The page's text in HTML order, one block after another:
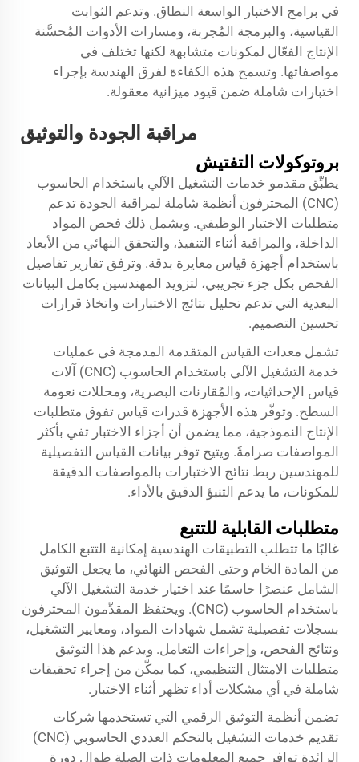
في برامج الاختبار الواسعة النطاق. وتدعم الثوابت
القياسية، والبرمجة المُجربة، ومسارات الأدوات المُحسَّنة
الإنتاج الفعّال لمكونات متشابهة لكنها تختلف في
مواصفاتها. وتسمح هذه الكفاءة لفرق الهندسة بإجراء
اختبارات شاملة ضمن قيود ميزانية معقولة.
مراقبة الجودة والتوثيق
بروتوكولات التفتيش
يطبِّق مقدمو خدمات التشغيل الآلي باستخدام الحاسوب
(CNC) المحترفون أنظمة شاملة لمراقبة الجودة تدعم
متطلبات الاختبار الوظيفي. ويشمل ذلك فحص المواد
الداخلة، والمراقبة أثناء التنفيذ، والتحقق النهائي من الأبعاد
باستخدام أجهزة قياس معايرة بدقة. وترفق تقارير تفاصيل
الفحص بكل جزء تجريبي، لتزويد المهندسين بكامل البيانات
البعدية التي تدعم تحليل نتائج الاختبارات واتخاذ قرارات
تحسين التصميم.
تشمل معدات القياس المتقدمة المدمجة في عمليات
خدمة التشغيل الآلي باستخدام الحاسوب (CNC) آلات
قياس الإحداثيات، والمُقارنات البصرية، ومحللات نعومة
السطح. وتوفّر هذه الأجهزة قدرات قياس تفوق متطلبات
الإنتاج النموذجية، مما يضمن أن أجزاء الاختبار تفي بأكثر
المواصفات صرامةً. ويتيح توفر بيانات القياس التفصيلية
للمهندسين ربط نتائج الاختبارات بالمواصفات الدقيقة
للمكونات، ما يدعم التنبؤ الدقيق بالأداء.
متطلبات القابلية للتتبع
غالبًا ما تتطلب التطبيقات الهندسية إمكانية التتبع الكامل
من المادة الخام وحتى الفحص النهائي، ما يجعل التوثيق
الشامل عنصرًا حاسمًا عند اختيار خدمة التشغيل الآلي
باستخدام الحاسوب (CNC). ويحتفظ المقدِّمون المحترفون
بسجلات تفصيلية تشمل شهادات المواد، ومعايير التشغيل،
ونتائج الفحص، وإجراءات التعامل. ويدعم هذا التوثيق
متطلبات الامتثال التنظيمي، كما يمكّن من إجراء تحقيقات
شاملة في أي مشكلات أداء تظهر أثناء الاختبار.
تضمن أنظمة التوثيق الرقمي التي تستخدمها شركات
تقديم خدمات التشغيل بالتحكم العددي الحاسوبي (CNC)
الرائدة توافر جميع المعلومات ذات الصلة طوال دورة